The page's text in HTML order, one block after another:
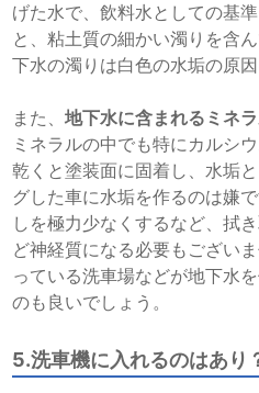
げた水で、飲料水としての基
と、粘土質の細かい濁りを含
下水の濁りは白色の水垢の原因
また、地下水に含まれるミネ
ミネラルの中でも特にカルシ
乾くと塗装面に固着し、水垢
グした車に水垢を作るのは嫌
しを極力少なくするなど、拭
ど神経質になる必要もござい
っている洗車場などが地下水
のも良いでしょう。
5.洗車機に入れるのはあり